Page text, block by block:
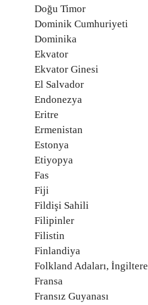
Doğu Timor
Dominik Cumhuriyeti
Dominika
Ekvator
Ekvator Ginesi
El Salvador
Endonezya
Eritre
Ermenistan
Estonya
Etiyopya
Fas
Fiji
Fildişi Sahili
Filipinler
Filistin
Finlandiya
Folkland Adaları, İngiltere
Fransa
Fransız Guyanası